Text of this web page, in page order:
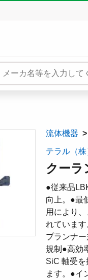
流体機器
テラル（株
クーラ
●従来品
向上。●最
用により
れていま
プランナ
規制●高効
SiC 軸受
ます。●イ